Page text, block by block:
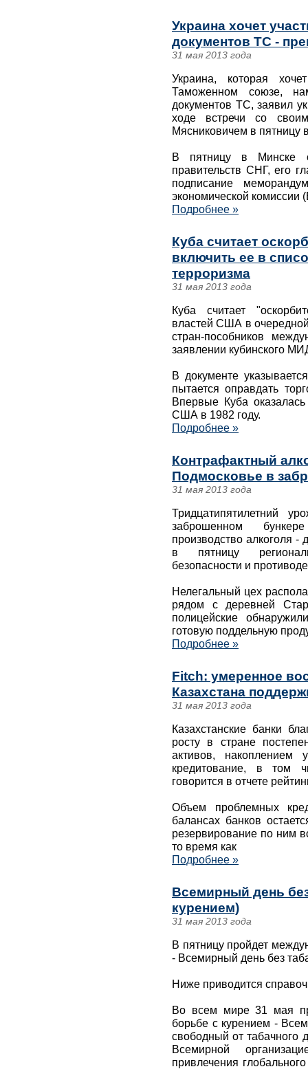
Украина хочет
документов ТС -
31 мая 2013 года
Украина, которая
Таможенном союзе,
документов ТС, заявил
ходе встречи со
Мясниковичем в пятницу
В пятницу в Минске
правительств СНГ, его
подписание
экономической комиссии
Подробнее »
Куба считает
включить ее в
терроризма
31 мая 2013 года
Куба считает
властей США в
стран-пособников
заявлении кубинского
В документе
пытается оправдать
Впервые Куба
США в 1982 году.
Подробнее »
Контрафактный
Подмосковье в
31 мая 2013 года
Тридцатипятилетний
заброшенном
производство алкоголя -
в пятницу
безопасности и
Нелегальный цех
рядом с деревней
полицейские
готовую поддельную
Подробнее »
Fitch: умеренное
Казахстана
31 мая 2013 года
Казахстанские банки
росту в стране
активов, накоплением
кредитование, в том
говорится в отчете
Объем проблемных
балансах банков
резервирование по ним
то время как
Подробнее »
Всемирный день
курением)
31 мая 2013 года
В пятницу пройдет
- Всемирный день без
Ниже приводится
Во всем мире 31 мая
борьбе с курением -
свободный от табачного
Всемирной
привлечения